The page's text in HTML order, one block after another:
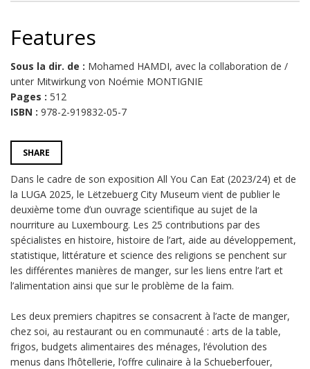
Features
Sous la dir. de : Mohamed HAMDI, avec la collaboration de /
unter Mitwirkung von Noémie MONTIGNIE
Pages : 512
ISBN : 978-2-919832-05-7
SHARE
Dans le cadre de son exposition All You Can Eat (2023/24) et de
la LUGA 2025, le Lëtzebuerg City Museum vient de publier le
deuxième tome d’un ouvrage scientifique au sujet de la
nourriture au Luxembourg. Les 25 contributions par des
spécialistes en histoire, histoire de l’art, aide au développement,
statistique, littérature et science des religions se penchent sur
les différentes manières de manger, sur les liens entre l’art et
l’alimentation ainsi que sur le problème de la faim.
Les deux premiers chapitres se consacrent à l’acte de manger,
chez soi, au restaurant ou en communauté : arts de la table,
frigos, budgets alimentaires des ménages, l’évolution des
menus dans l’hôtellerie, l’offre culinaire à la Schueberfouer,